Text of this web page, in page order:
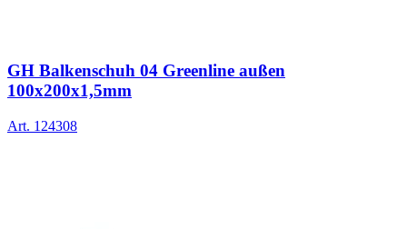
GH Balkenschuh 04 Greenline außen
100x200x1,5mm
Art. 124308